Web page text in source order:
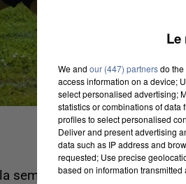
semaine, la structure
Le
We and our (447) partnersdo
access information on a device;
select personalised advertising;
statistics or combinations of
profiles to select personalised
Deliver and present advertising
data such as IP address and
requested; Use precise
based on information transmitted